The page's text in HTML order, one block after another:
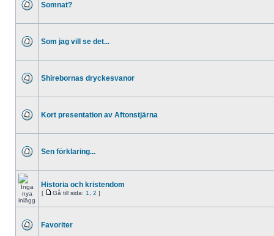
Somnat?
Som jag vill se det...
Shirebornas dryckesvanor
Kort presentation av Aftonstjärna
Sen förklaring...
Historia och kristendom
[ Gå till sida: 1 2 ]
Favoriter